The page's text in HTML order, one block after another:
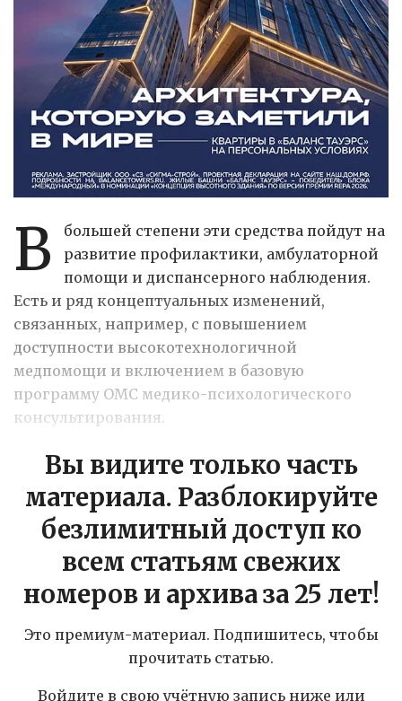
В
большей степени эти средства пойдут на
развитие профилактики, амбулаторной
помощи и диспансерного наблюдения.
Есть и ряд концептуальных изменений,
связанных, например, с повышением
доступности высокотехнологичной
медпомощи и включением в базовую
программу ОМС медико-психологического
консультирования.
Вы видите только часть
материала. Разблокируйте
безлимитный доступ ко
всем статьям свежих
номеров и архива за 25 лет!
Это премиум-материал. Подпишитесь, чтобы
прочитать статью.
Войдите в свою учётную запись ниже или